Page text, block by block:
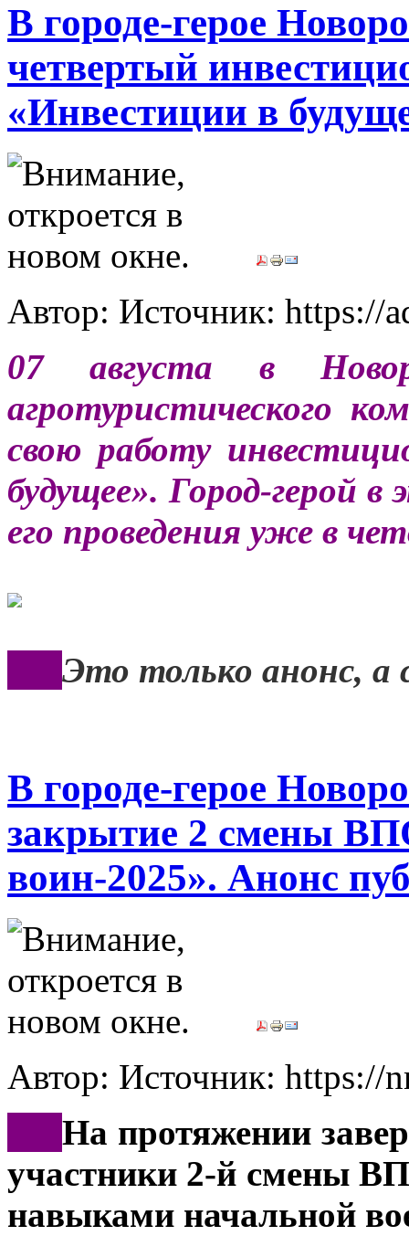
В городе-герое
четвертый
«Инвестиции в
Автор: Источник: https://
07 августа в
агротуристического
свою работу
будущее». Город-герой
его проведения уже в
Это только анонс, а
В городе-герое
закрытие 2 смены
воин-2025». Анонс
Автор: Источник: https://
На протяжении
участники 2-й смены
навыками начальной